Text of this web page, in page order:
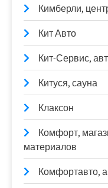
Кимберли,
Кит Авто
Кит-Сервис,
Китуся, сауна
Клаксон
Комфорт,
материалов
Комфортавто,